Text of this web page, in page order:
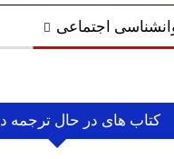
اجتماعی
کتاب های در حال ترجمه